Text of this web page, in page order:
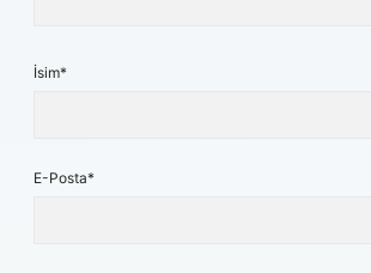
İsim*
E-Posta*